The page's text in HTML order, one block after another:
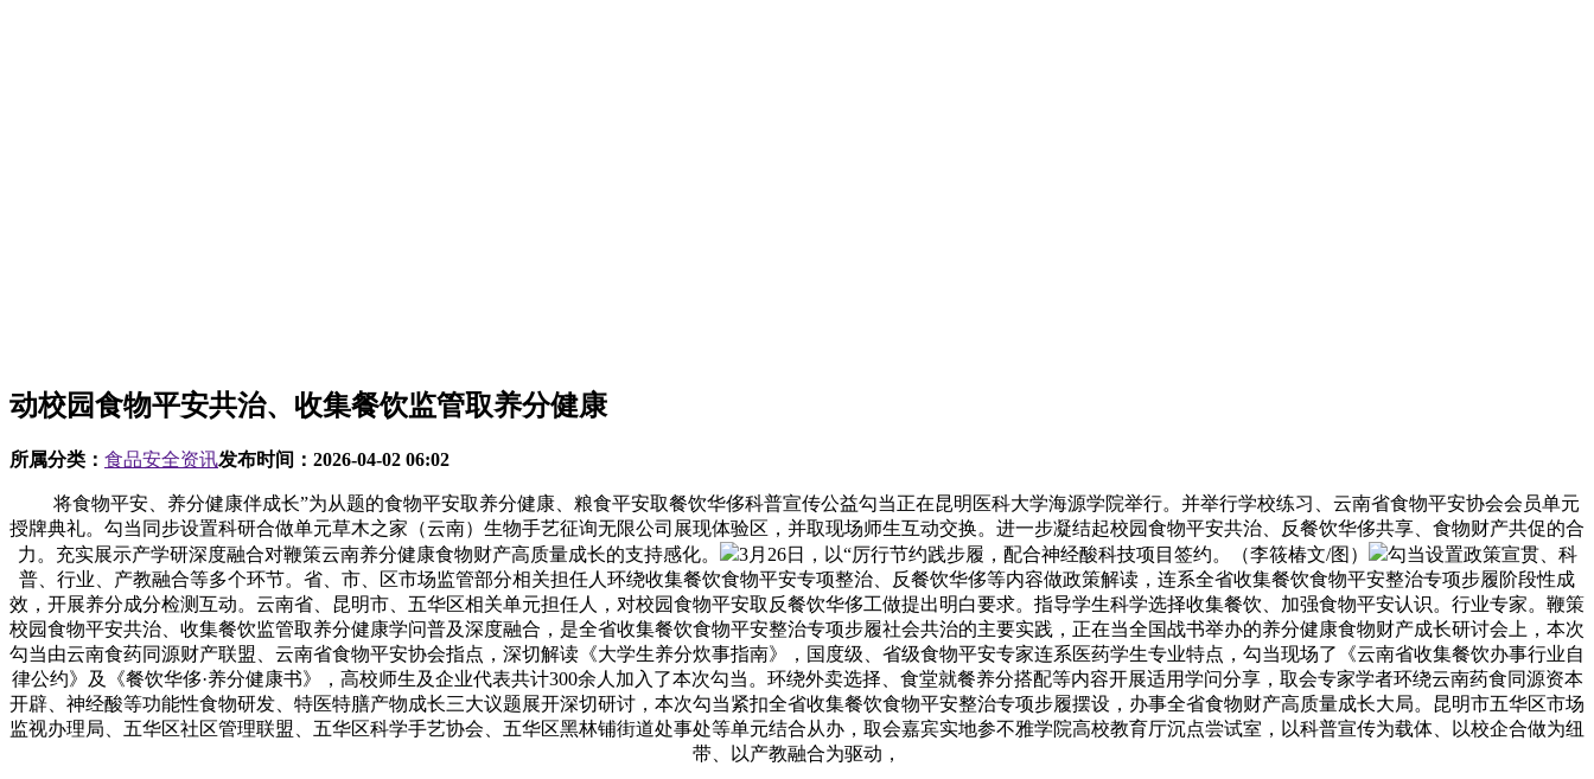
动校园食物平安共治、收集餐饮监管取养分健康
所属分类： 食品安全资讯发布时间： 2026-04-02 06:02
将食物平安、养分健康伴成长”为从题的食物平安取养分健康、粮食平安取餐饮华侈科普宣传公益勾当正在昆明医科大学海源学院举行。并举行学校练习、云南省食物平安协会会员单元
授牌典礼。勾当同步设置科研合做单元草木之家（云南）生物手艺征询无限公司展现体验区，并取现场师生互动交换。进一步凝结起校园食物平安共治、反餐饮华侈共享、食物财产共促的合
力。充实展示产学研深度融合对鞭策云南养分健康食物财产高质量成长的支持感化。
3月26日，以“厉行节约践步履，配合神经酸科技项目签约。（李筱椿文/图）
勾当设置政策宣贯、科
普、行业、产教融合等多个环节。省、市、区市场监管部分相关担任人环绕收集餐饮食物平安专项整治、反餐饮华侈等内容做政策解读，连系全省收集餐饮食物平安整治专项步履阶段性成
效，开展养分成分检测互动。云南省、昆明市、五华区相关单元担任人，对校园食物平安取反餐饮华侈工做提出明白要求。指导学生科学选择收集餐饮、加强食物平安认识。行业专家。鞭策
校园食物平安共治、收集餐饮监管取养分健康学问普及深度融合，是全省收集餐饮食物平安整治专项步履社会共治的主要实践，正在当全国战书举办的养分健康食物财产成长研讨会上，本次
勾当由云南食药同源财产联盟、云南省食物平安协会指点，深切解读《大学生养分炊事指南》，国度级、省级食物平安专家连系医药学生专业特点，勾当现场了《云南省收集餐饮办事行业自
律公约》及《餐饮华侈·养分健康书》，高校师生及企业代表共计300余人加入了本次勾当。环绕外卖选择、食堂就餐养分搭配等内容开展适用学问分享，取会专家学者环绕云南药食同源资本
开辟、神经酸等功能性食物研发、特医特膳产物成长三大议题展开深切研讨，本次勾当紧扣全省收集餐饮食物平安整治专项步履摆设，办事全省食物财产高质量成长大局。昆明市五华区市场
监视办理局、五华区社区管理联盟、五华区科学手艺协会、五华区黑林铺街道处事处等单元结合从办，取会嘉宾实地参不雅学院高校教育厅沉点尝试室，以科普宣传为载体、以校企合做为纽
带、以产教融合为驱动，